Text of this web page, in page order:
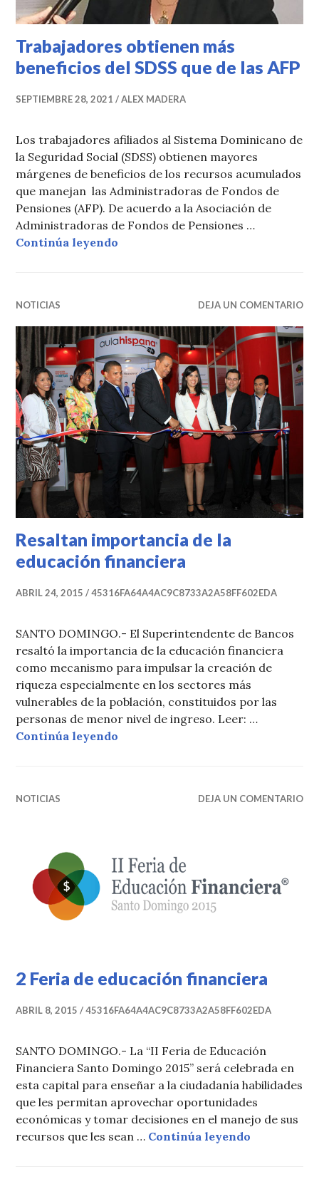
Trabajadores obtienen más
beneficios del SDSS que de las AFP
SEPTIEMBRE 28, 2021 ALEX MADERA
Los trabajadores afiliados al Sistema Dominicano de
la Seguridad Social (SDSS) obtienen mayores
márgenes de beneficios de los recursos acumulados
que manejan las Administradoras de Fondos de
Pensiones (AFP). De acuerdo a la Asociación de
Administradoras de Fondos de Pensiones …
Continúa leyendo
NOTICIAS DEJA UN COMENTARIO
Resaltan importancia de la
educación financiera
ABRIL 24, 2015 45316FA64A4AC9C8733A2A58FF602EDA
SANTO DOMINGO.- El Superintendente de Bancos
resaltó la importancia de la educación financiera
como mecanismo para impulsar la creación de
riqueza especialmente en los sectores más
vulnerables de la población, constituidos por las
personas de menor nivel de ingreso. Leer: …
Continúa leyendo
NOTICIAS DEJA UN COMENTARIO
2 Feria de educación financiera
ABRIL 8, 2015 45316FA64A4AC9C8733A2A58FF602EDA
SANTO DOMINGO.- La “II Feria de Educación
Financiera Santo Domingo 2015” será celebrada en
esta capital para enseñar a la ciudadanía habilidades
que les permitan aprovechar oportunidades
económicas y tomar decisiones en el manejo de sus
recursos que les sean … Continúa leyendo